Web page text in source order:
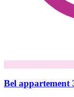
Bel appartement